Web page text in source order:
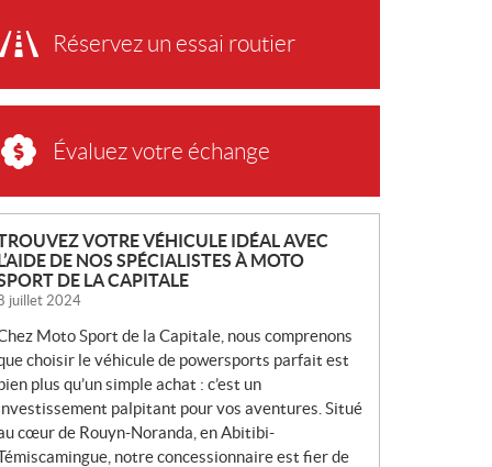
Réservez un essai routier
Évaluez votre échange
V
VOTRE VÉHICULE IDÉAL AVEC
DE NOS SPÉCIALISTES À MOTO
DE LA CAPITALE
juillet 2024
Moto Sport de la Capitale, nous comprenons
choisir le véhicule de powersports parfait est
plus qu’un simple achat : c’est un
palpitant pour vos aventures. Situé
cœur de Rouyn-Noranda, en Abitibi-
notre concessionnaire est fier de